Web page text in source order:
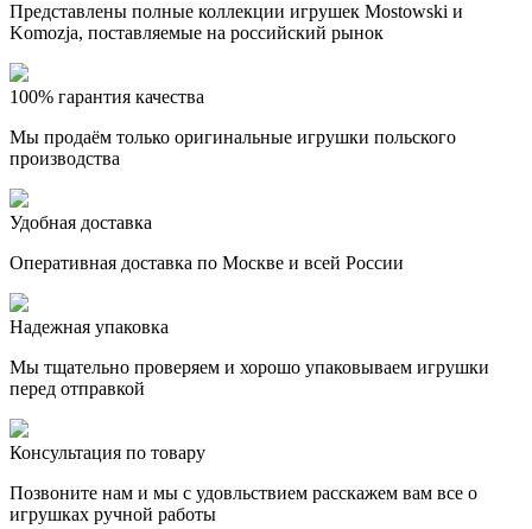
Представлены полные коллекции игрушек Mostowski и
Komozja, поставляемые на российский рынок
100% гарантия качества
Мы продаём только оригинальные игрушки польского
производства
Удобная доставка
Оперативная доставка по Москве и всей России
Надежная упаковка
Мы тщательно проверяем и хорошо упаковываем игрушки
перед отправкой
Консультация по товару
Позвоните нам и мы с удовльствием расскажем вам все о
игрушках ручной работы